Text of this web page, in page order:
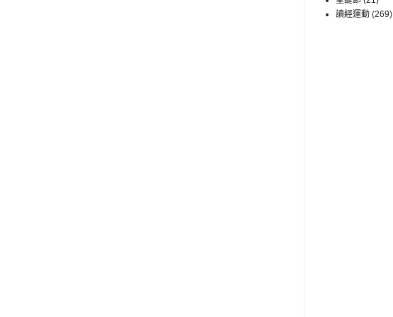
讀經運動 (269)